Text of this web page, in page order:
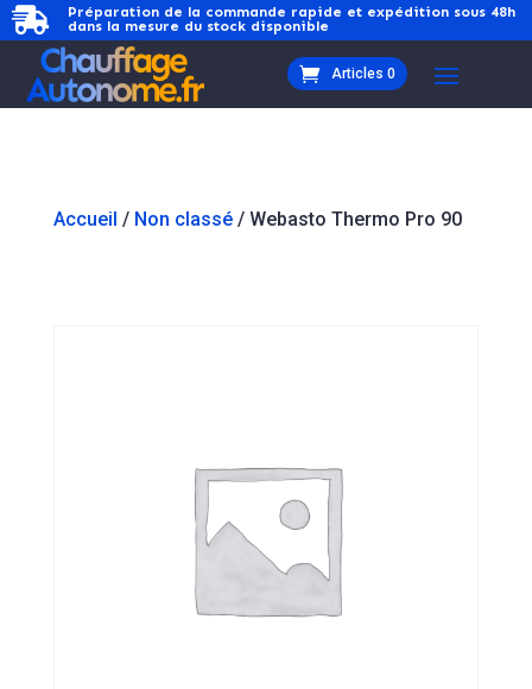

Préparation de la commande rapide et expédition sous 48h
dans la mesure du stock disponible
Articles 0
Accueil / Non classé/ Webasto Thermo Pro 90